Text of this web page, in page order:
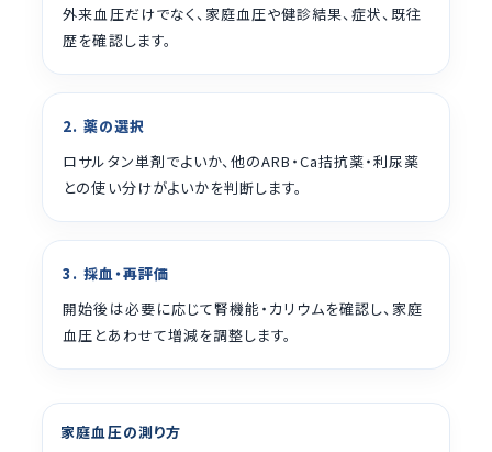
外来血圧だけでなく、家庭血圧や健診結果、症状、既往
歴を確認します。
2. 薬の選択
ロサルタン単剤でよいか、他のARB・Ca拮抗薬・利尿薬
との使い分けがよいかを判断します。
3. 採血・再評価
開始後は必要に応じて腎機能・カリウムを確認し、家庭
血圧とあわせて増減を調整します。
家庭血圧の測り方